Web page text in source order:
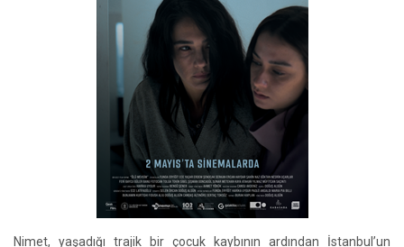
Nimet, yaşadığı trajik bir çocuk kaybının ardından İstanbul’un